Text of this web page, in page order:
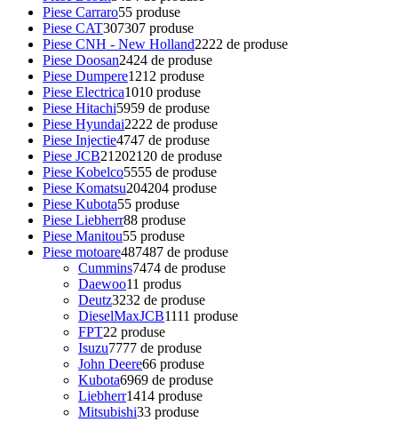
Piese Carraro55 produse
Piese CAT307307 produse
Piese CNH - New Holland2222 de produse
Piese Doosan2424 de produse
Piese Dumpere1212 produse
Piese Electrica1010 produse
Piese Hitachi5959 de produse
Piese Hyundai2222 de produse
Piese Injectie4747 de produse
Piese JCB21202120 de produse
Piese Kobelco5555 de produse
Piese Komatsu204204 produse
Piese Kubota55 produse
Piese Liebherr88 produse
Piese Manitou55 produse
Piese motoare487487 de produse
Cummins7474 de produse
Daewoo11 produs
Deutz3232 de produse
DieselMaxJCB1111 produse
FPT22 produse
Isuzu7777 de produse
John Deere66 produse
Kubota6969 de produse
Liebherr1414 produse
Mitsubishi33 produse